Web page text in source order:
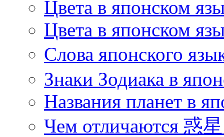
Цвета в японском
Цвета в японском
Слова японского
Знаки Зодиака в
Названия планет в
Чем отличаются 惑